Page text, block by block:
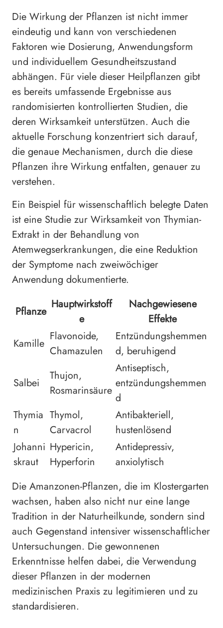
Die Wirkung der Pflanzen ist nicht immer
eindeutig und kann von verschiedenen
Faktoren wie Dosierung, Anwendungsform
und individuellem Gesundheitszustand
abhängen. Für viele dieser Heilpflanzen gibt
es bereits umfassende Ergebnisse aus
randomisierten kontrollierten Studien, die
deren Wirksamkeit unterstützen. Auch die
aktuelle Forschung konzentriert sich darauf,
die genaue Mechanismen, durch die diese
Pflanzen ihre Wirkung entfalten, genauer zu
verstehen.
Ein Beispiel für wissenschaftlich belegte Daten
ist eine Studie zur Wirksamkeit von Thymian-
Extrakt in der Behandlung von
Atemwegserkrankungen, die eine Reduktion
der Symptome nach zweiwöchiger
Anwendung dokumentierte.
Pflanze
Hauptwirkstoff
e
Nachgewiesene
Effekte
Kamille
Flavonoide,
Chamazulen
Entzündungshemmen
d, beruhigend
Salbei
Thujon,
Rosmarinsäure
Antiseptisch,
entzündungshemmen
d
Thymia
n
Thymol,
Carvacrol
Antibakteriell,
hustenlösend
Johanni
skraut
Hypericin,
Hyperforin
Antidepressiv,
anxiolytisch
Die Amanzonen-Pflanzen, die im Klostergarten
wachsen, haben also nicht nur eine lange
Tradition in der Naturheilkunde, sondern sind
auch Gegenstand intensiver wissenschaftlicher
Untersuchungen. Die gewonnenen
Erkenntnisse helfen dabei, die Verwendung
dieser Pflanzen in der modernen
medizinischen Praxis zu legitimieren und zu
standardisieren.